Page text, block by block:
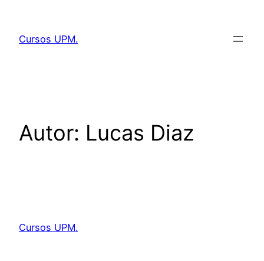
contenido
Cursos UPM.
Autor: Lucas Diaz
Cursos UPM.